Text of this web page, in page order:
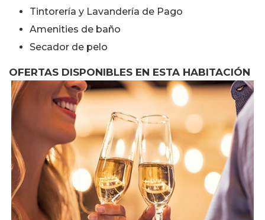
Tintorería y Lavandería de Pago
Amenities de baño
Secador de pelo
OFERTAS DISPONIBLES EN ESTA HABITACIÓN